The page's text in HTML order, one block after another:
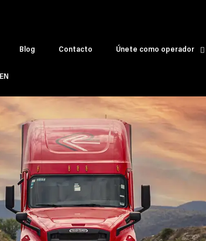
Blog Contacto Únete como operador
EN